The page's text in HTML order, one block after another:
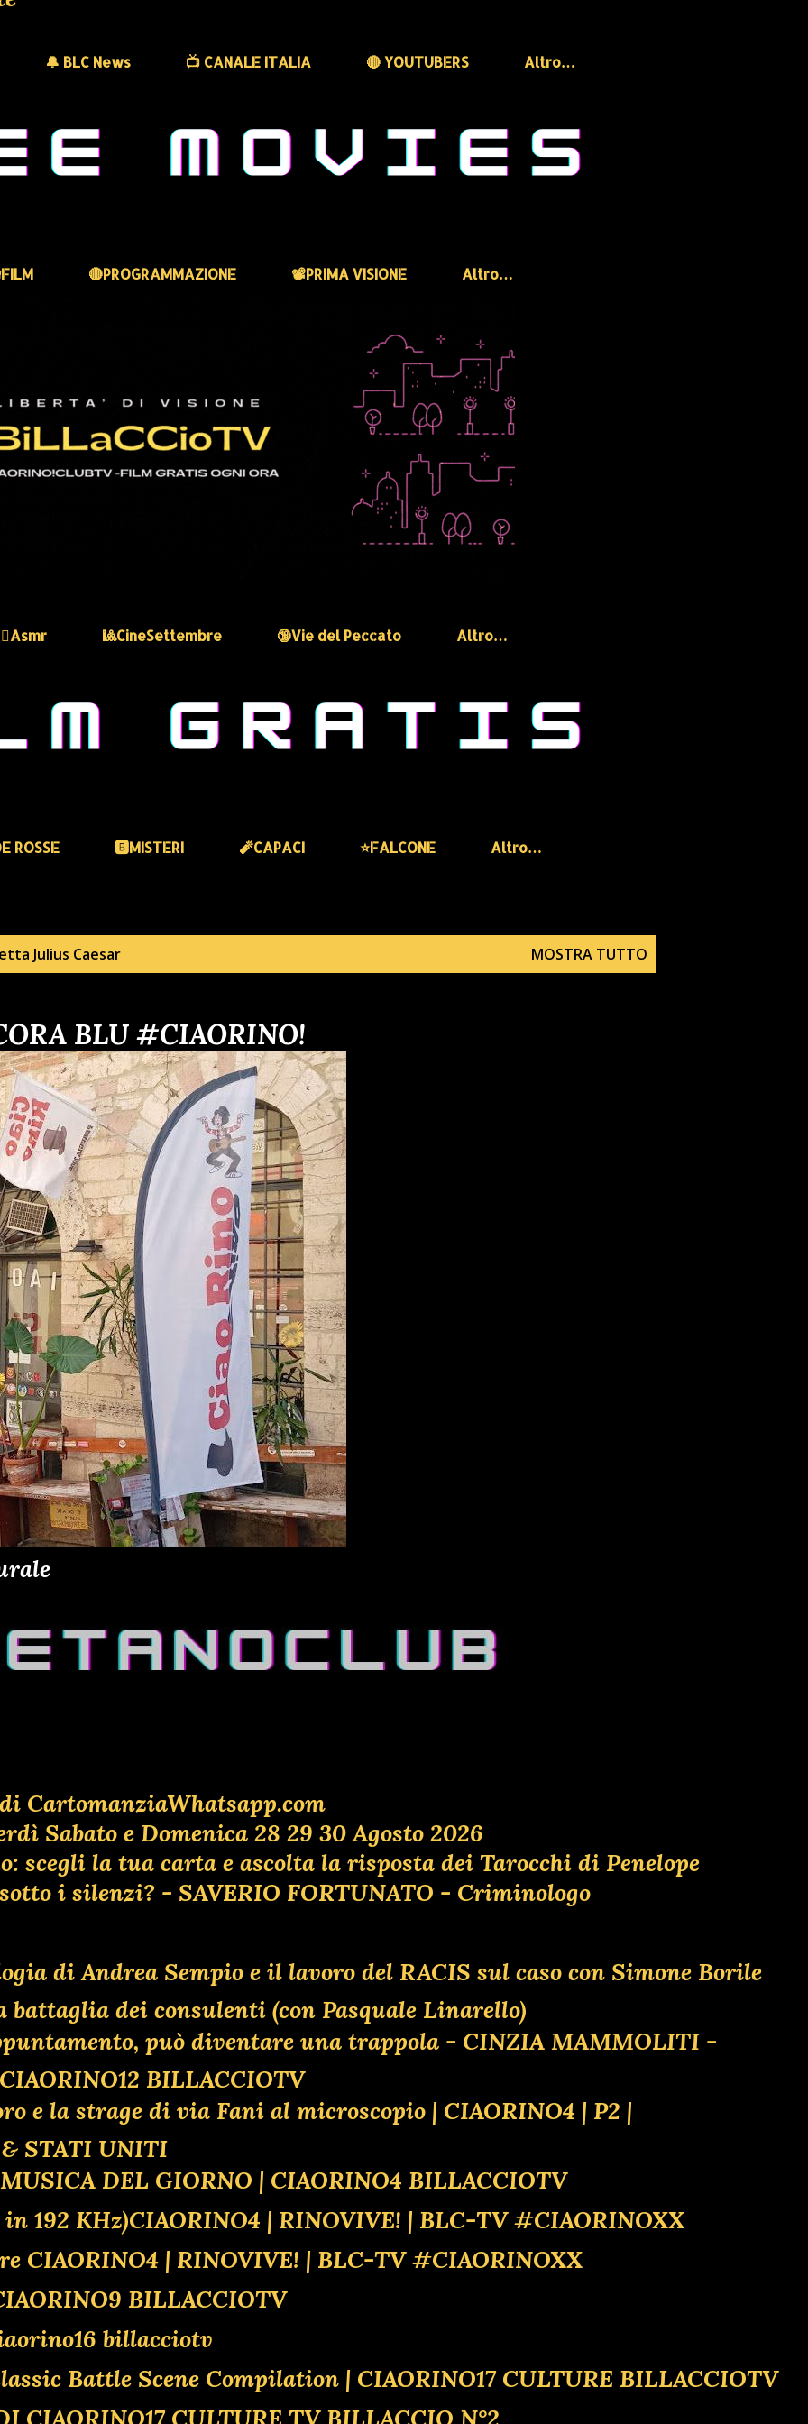
🔔 BLC News 📺 CANALE ITALIA 🔴 YOUTUBERS Altro…
🔴PROGRAMMAZIONE 📽️PRIMA VISIONE Altro…
🎱CineSettembre 🔞Vie del Peccato Altro…
ROSSE 🅱️MISTERI 🧨CAPACI ⭐️FALCONE Altro…
Julius Caesar MOSTRA TUTTO
BLU #CIAORINO!
CartomanziaWhatsapp.com
Sabato e Domenica 28 29 30 Agosto 2026
scegli la tua carta e ascolta la risposta dei Tarocchi di Penelope
i silenzi? - SAVERIO FORTUNATO - Criminologo
di Andrea Sempio e il lavoro del RACIS sul caso con Simone Borile
battaglia dei consulenti (con Pasquale Linarello)
può diventare una trappola - CINZIA MAMMOLITI -
BILLACCIOTV
e la strage di via Fani al microscopio | CIAORINO4 | P2 |
STATI UNITI
DEL GIORNO | CIAORINO4 BILLACCIOTV
192 KHz)CIAORINO4 | RINOVIVE! | BLC-TV #CIAORINOXX
CIAORINO4 | RINOVIVE! | BLC-TV #CIAORINOXX
BILLACCIOTV
billacciotv
Battle Scene Compilation | CIAORINO17 CULTURE BILLACCIOTV